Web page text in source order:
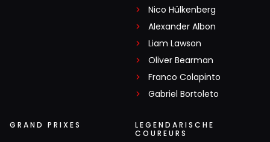
Nico Hülkenberg
Alexander Albon
Liam Lawson
Oliver Bearman
Franco Colapinto
Gabriel Bortoleto
GRAND PRIXES
LEGENDARISCHE
COUREURS